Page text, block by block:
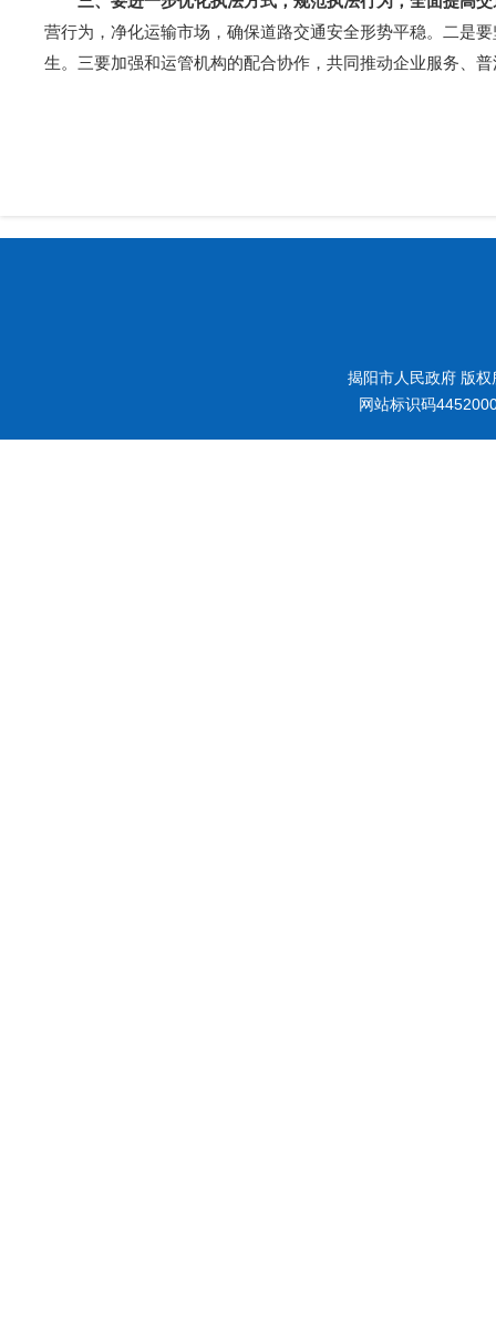
营行为，净化运输市场，确保道路交通安全形势平稳。二是
生。三要加强和运管机构的配合协作，共同推动企业服务、
揭阳市人民政府 版
网站标识码